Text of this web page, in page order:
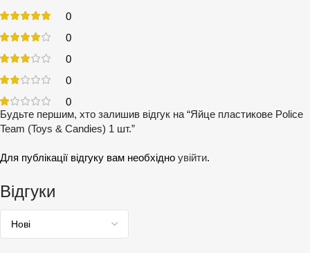
0
0
0
0
0
Відгуки
Будьте першим, хто залишив відгук на “Яйце пластикове Police
Team (Toys & Candies) 1 шт.”
Для публікації відгуку вам необхідно увійти.